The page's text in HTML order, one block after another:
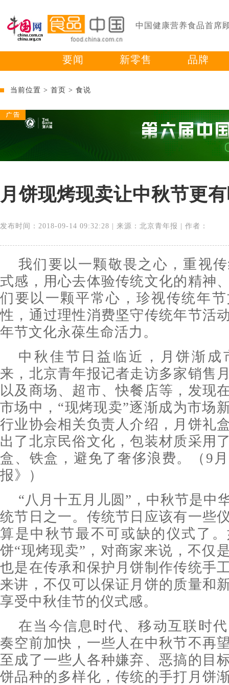
中国健康营养食品首席
要闻 新零售 品牌
当前位置 > 首页 > 食说
月饼现烤现卖让中秋节更
发布时间：2018-09-14 09:32:28 | 来源：北京青年报 | 作者：
我们要以一颗敬畏之心，重视
式感，用心去体验传统文化的精神
们要以一颗平常心，珍视传统年
性，通过理性消费坚守传统年节活
年节文化永葆生命活力。
中秋佳节日益临近，月饼渐成
来，北京青年报记者走访多家销售
以及商场、超市、快餐店等，发现
市场中，“现烤现卖”逐渐成为市场
行业协会相关负责人介绍，月饼礼
出了北京民俗文化，包装材质采用
盒、铁盒，避免了奢侈浪费。（9
报》）
“八月十五月儿圆”，中秋节是中
统节日之一。传统节日应该有一些
算是中秋节最不可或缺的仪式了
饼“现烤现卖”，对商家来说，不仅
也是在传承和保护月饼制作传统手
来讲，不仅可以保证月饼的质量和
享受中秋佳节的仪式感。
在当今信息时代、移动互联时
奏空前加快，一些人在中秋节不再
至成了一些人各种嫌弃、恶搞的目
饼品种的多样化，传统的手打月饼